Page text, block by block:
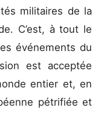
militaires de la
C’est, à tout le
événements du
est acceptée
entier et, en
pétrifiée et